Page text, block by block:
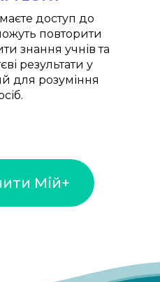
доступ до
повторити
знання учнів та
результати у
для розуміння
Мій+